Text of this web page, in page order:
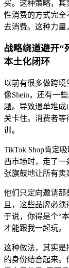
买。这种策略，其
性消费的方式完全
去消费。这种力量
战略绕道避开“
本土化闭环
以前有很多做跨境
像Shein，还有一
题。导致退单堆成
关卡住。消费者
训。
TikTok Shop肯定
西市场时，走了一
张旗鼓地让所有卖
他们只定向邀请那
且，这些品牌必
于说，你得是个“
才能跟我一起玩。
这种做法，其实是
的身份结合起来。